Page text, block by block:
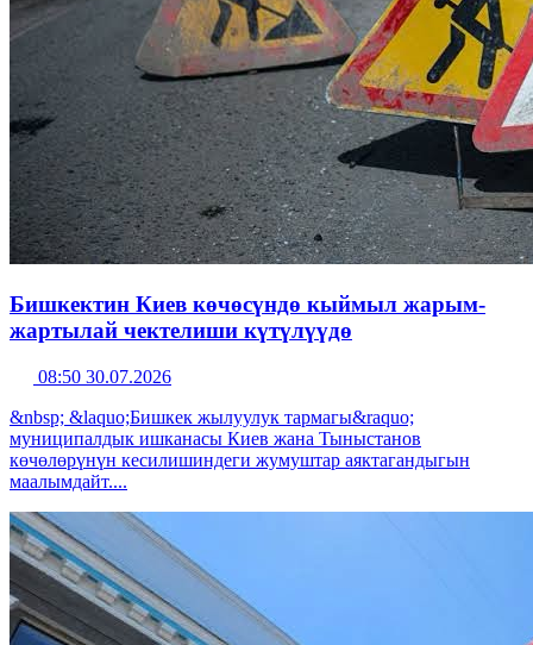
Бишкектин Киев көчөсүндө кыймыл жарым-
жартылай чектелиши күтүлүүдө
08:50 30.07.2026
&nbsp; &laquo;Бишкек жылуулук тармагы&raquo;
муниципалдык ишканасы Киев жана Тыныстанов
көчөлөрүнүн кесилишиндеги жумуштар аяктагандыгын
маалымдайт....